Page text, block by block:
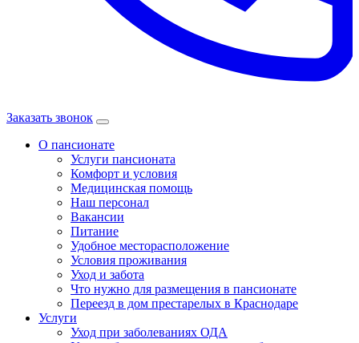
Заказать звонок
О пансионате
Услуги пансионата
Комфорт и условия
Медицинская помощь
Наш персонал
Вакансии
Питание
Удобное месторасположение
Условия проживания
Уход и забота
Что нужно для размещения в пансионате
Переезд в дом престарелых в Краснодаре
Услуги
Уход при заболеваниях ОДА